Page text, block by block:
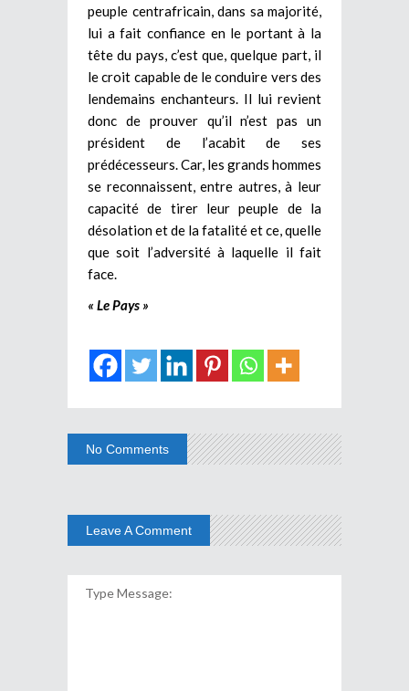
peuple centrafricain, dans sa majorité,
lui a fait confiance en le portant à la
tête du pays, c’est que, quelque part, il
le croit capable de le conduire vers des
lendemains enchanteurs. Il lui revient
donc de prouver qu’il n’est pas un
président de l’acabit de ses
prédécesseurs. Car, les grands hommes
se reconnaissent, entre autres, à leur
capacité de tirer leur peuple de la
désolation et de la fatalité et ce, quelle
que soit l’adversité à laquelle il fait
face.
« Le Pays »
No Comments
Leave A Comment